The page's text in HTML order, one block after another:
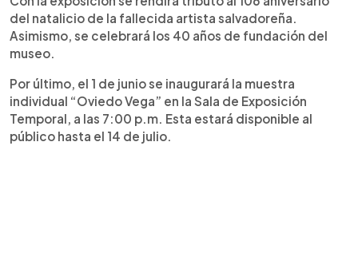
del natalicio de la fallecida artista salvadoreña.
Asimismo, se celebrará los 40 años de fundación del
museo.
Por último, el 1 de junio se inaugurará la muestra
individual “Oviedo Vega” en la Sala de Exposición
Temporal, a las 7:00 p.m. Esta estará disponible al
público hasta el 14 de julio.